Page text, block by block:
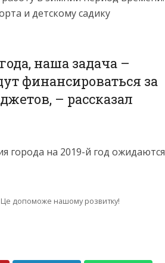
и детскому садику
наша задача –
финансироваться за
– рассказал
города на 2019-й год ожидаются
допоможе нашому розвитку!